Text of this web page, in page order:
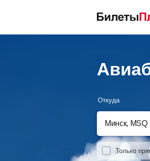
Откуда
Только